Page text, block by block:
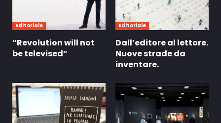
Editoriale
“Revolution will not
be televised”
Editoriale
Dall’editore al lettore.
Nuove strade da
inventare.